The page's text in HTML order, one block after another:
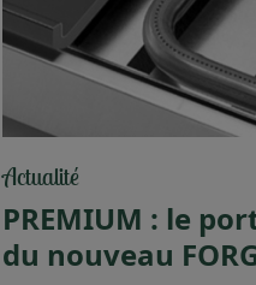
Actualité
PREMIUM : le
du nouveau